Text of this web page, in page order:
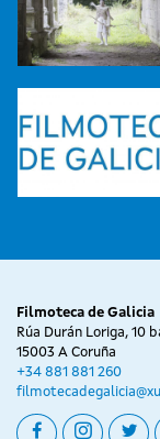
Filmoteca de Galicia
Rúa Durán Loriga, 10
15003 A Coruña
+34 881 881 260
facebook